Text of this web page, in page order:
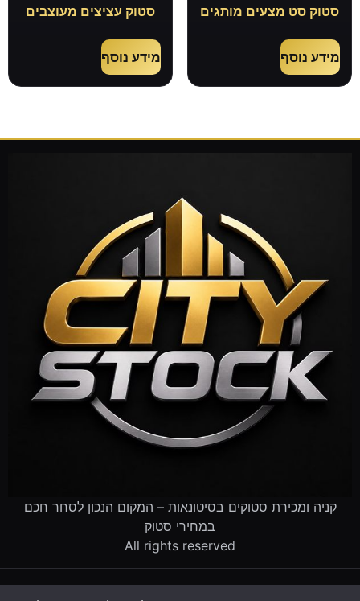
סטוק סט מצעים מותגים
מידע נוסף
סטוק עציצים מעוצבים
מידע נוסף
קניה ומכירת סטוקים בסיטונאות – המקום הנכון לסחר חכם
במחירי סטוק
All rights reserved